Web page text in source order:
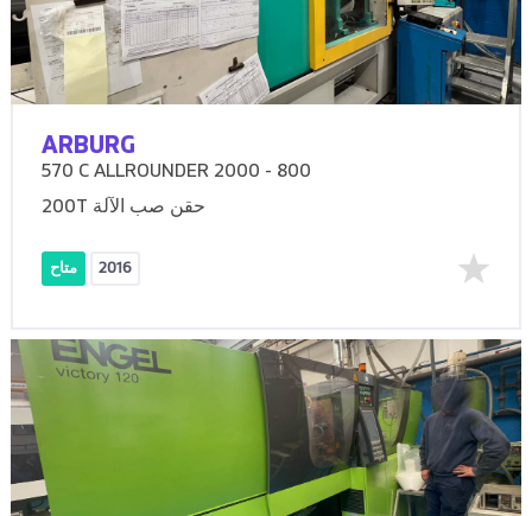
ARBURG
570 C ALLROUNDER 2000 - 800
200T حقن صب الآلة
متاح 2016